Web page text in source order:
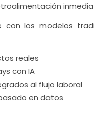
con los modelos
reales
con IA
al flujo laboral
en datos